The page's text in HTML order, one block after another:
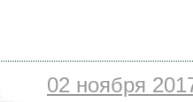
02 ноября